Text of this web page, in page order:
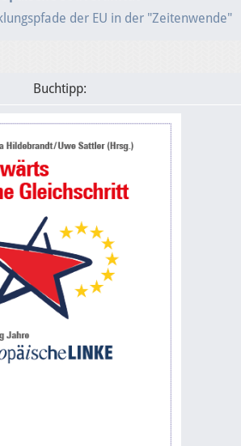
der EU in der "Zeitenwende"
Buchtipp: